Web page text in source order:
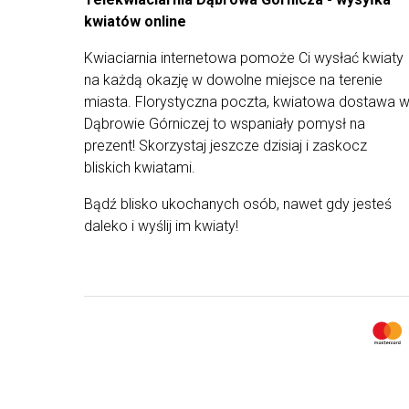
lub DHL.
przygotowywane z dokładnością przez nasze
kwiaciarnie. Gwarantujemy najwyższą jakość
produktów na których pracujemy, a cały
asortyment z naszej oferty pochodzi od
najlepszych dostawców. Kompozycje od naszych
florystów są tworzone tylko ze świeżych, starannie
wyselekcjonowanych roślin, by wyjątkowe
kompozycje mogły trafić prosto do rąk waszych
najbliższych. Z uwagi na ograniczoną dostępność
kwiatów od dostawców i występowanie ich
różnych rodzajów - kompozycja może różnić się
kwiatów online
Kwiaciarnia internetowa pomoże Ci wysłać kwiaty
na każdą okazję w dowolne miejsce na terenie
miasta. Florystyczna poczta, kwiatowa dostawa w
Dąbrowie Górniczej to wspaniały pomysł na
prezent! Skorzystaj jeszcze dzisiaj i zaskocz
bliskich kwiatami.
Bądź blisko ukochanych osób, nawet gdy jesteś
daleko i wyślij im kwiaty!